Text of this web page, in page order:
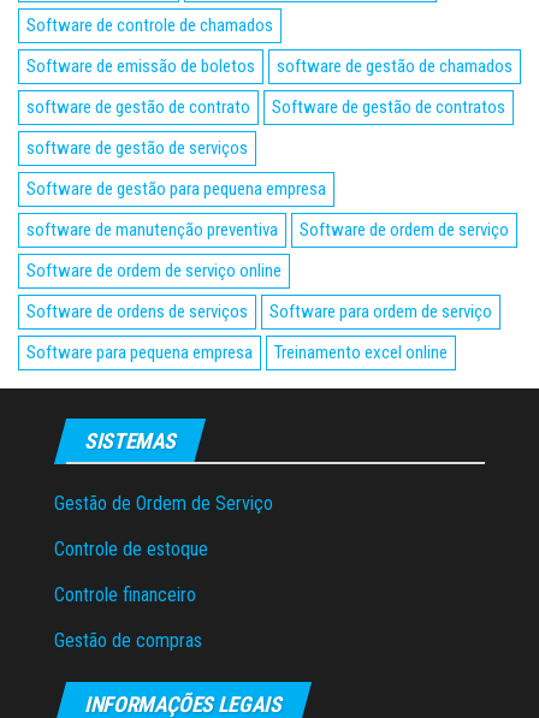
Software de controle de chamados
Software de emissão de boletos
software de gestão de chamados
software de gestão de contrato
Software de gestão de contratos
software de gestão de serviços
Software de gestão para pequena empresa
software de manutenção preventiva
Software de ordem de serviço
Software de ordem de serviço online
Software de ordens de serviços
Software para ordem de serviço
Software para pequena empresa
Treinamento excel online
SISTEMAS
Gestão de Ordem de Serviço
Controle de estoque
Controle financeiro
Gestão de compras
INFORMAÇÕES LEGAIS